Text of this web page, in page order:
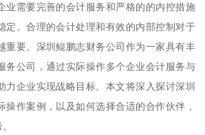
业需要完善的会计服务和严格的的内控措施
定。合理的会计处理和有效的内部控制对于
重要。深圳鲲鹏志财务公司作为一家具有丰
务公司，通过实际操作多个企业会计服务与
力企业实现战略目标。本文将深入探讨深圳
操作案例，以及如何选择合适的合作伙伴，